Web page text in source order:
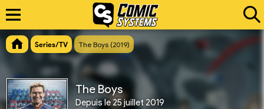
Series/TV The Boys (2019)
The Boys
Depuis le 25 juillet 2019